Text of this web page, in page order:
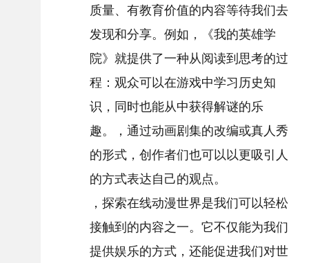
质量、有教育价值的内容等待我们去
发现和分享。例如，《我的英雄学
院》就提供了一种从阅读到思考的过
程：观众可以在游戏中学习历史知
识，同时也能从中获得解谜的乐
趣。，通过动画剧集的改编或真人秀
的形式，创作者们也可以以更吸引人
的方式表达自己的观点。
，探索在线动漫世界是我们可以轻松
接触到的内容之一。它不仅能为我们
提供娱乐的方式，还能促进我们对世